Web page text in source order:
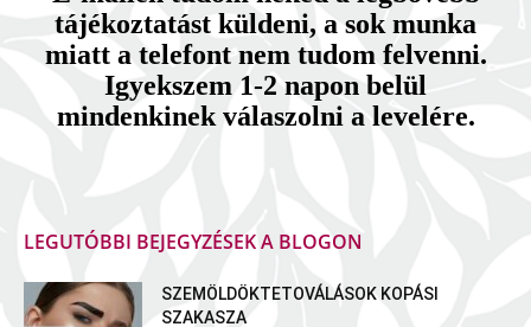
tájékoztatást küldeni, a sok munka
miatt a telefont nem tudom felvenni.
Igyekszem 1-2 napon belül
mindenkinek válaszolni a levelére.
LEGUTÓBBI BEJEGYZÉSEK A BLOGON
SZEMÖLDÖKTETOVÁLÁSOK KOPÁSI
SZAKASZA